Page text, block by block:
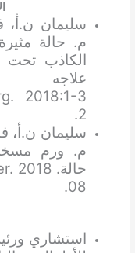
سليمان ن.أ،
م. حالة مثيرة
الكاذب تحت
2018:1-3
2.
سليمان ن.أ،
م. ورم مسخي
08.
استشاري